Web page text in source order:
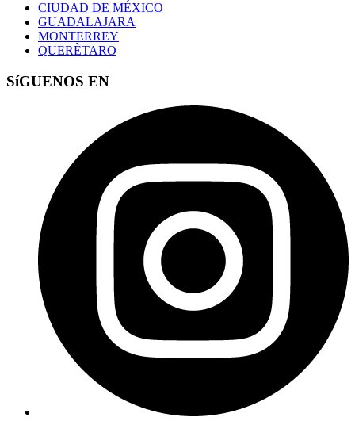
CIUDAD DE MÉXICO
GUADALAJARA
MONTERREY
QUERÈTARO
SíGUENOS EN